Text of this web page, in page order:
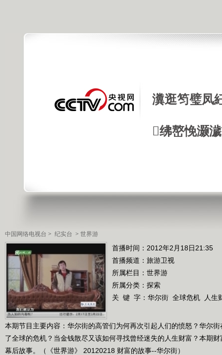
瀵逛笉璧凤
绋嶅悗灏
中国网络电视台 > 纪实台 > 世界游
首播时间：2012年2月18日21:35
首播频道： 旅游卫视
所属栏目： 世界游
所属分类：探索
关 键 字： 华尔街 全球危机 人生
本期节目主要内容：华尔街的高管们为何再次引起人们的愤怒？华尔
了全球的危机？当金钱散尽又该如何寻找曾经迷失的人生财富？本期
幕后故事。（《世界游》 20120218 财富的故事--华尔街）